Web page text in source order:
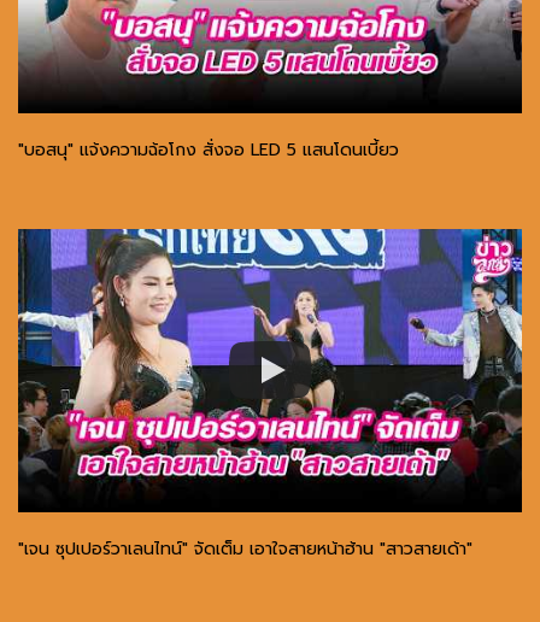
"บอสนุ" แจ้งความฉ้อโกง สั่งจอ LED 5 แสนโดนเบี้ยว
"เจน ซุปเปอร์วาเลนไทน์" จัดเต็ม เอาใจสายหน้าฮ้าน "สาวสายเด้า"